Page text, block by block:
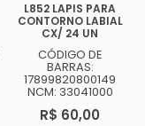
L852 LAPIS PARA
CONTORNO LABIAL
CX/ 24 UN
CÓDIGO DE
BARRAS:
17899820800149
NCM: 33041000
R$ 60,00